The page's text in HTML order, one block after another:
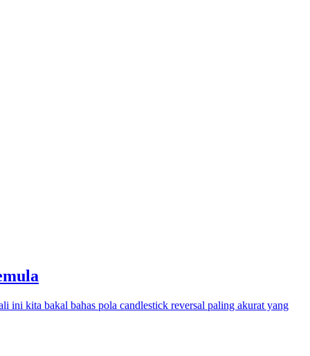
ini kita bakal bahas pola candlestick reversal paling akurat yang